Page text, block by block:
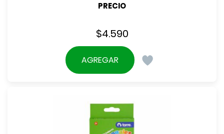
PRECIO
$4.590
AGREGAR